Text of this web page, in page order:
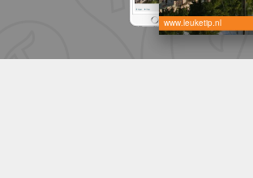
www.leuketip.nl